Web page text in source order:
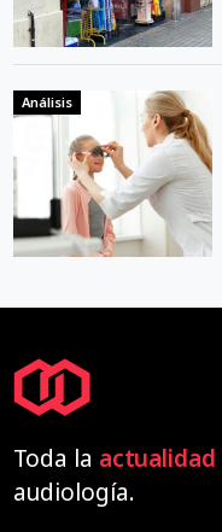
Análisis
Toda la actualidad
audiología.